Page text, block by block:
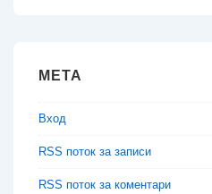
МЕТА
Вход
RSS поток за записи
RSS поток за коментари